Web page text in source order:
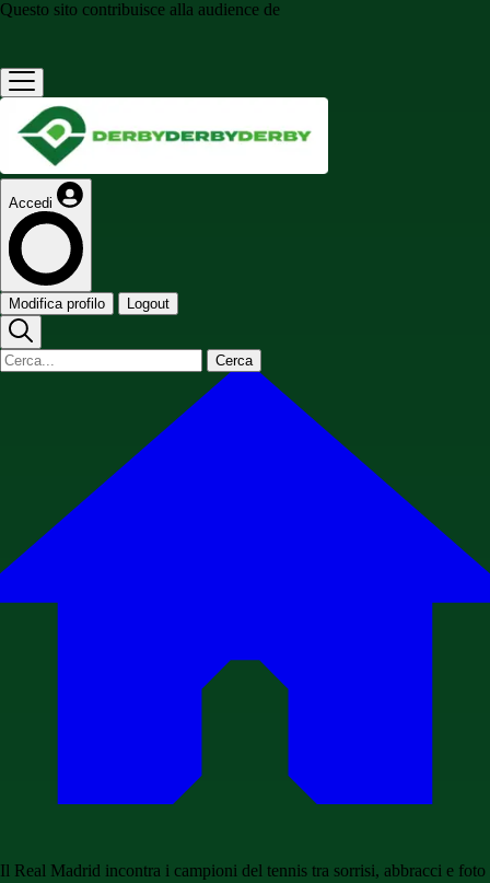
Questo sito contribuisce alla audience de
Accedi
Modifica profilo Logout
Cerca
Il Real Madrid incontra i campioni del tennis tra sorrisi, abbracci e foto